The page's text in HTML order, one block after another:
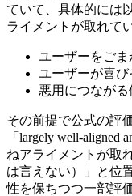
ていて、具体的には
ライメントが取れて
ユーザーをご
ユーザーが喜
悪用につなが
その前提で公式の評
「largely well-aligned
ねアライメントが取
は言えない）」と位
性を保ちつつ一部評